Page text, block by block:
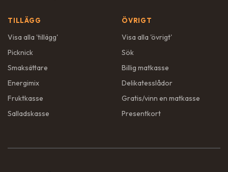
TILLÄGG
Visa alla 'tillägg'
Picknick
Smaksättare
Energimix
Fruktkasse
Salladskasse
ÖVRIGT
Visa alla 'övrigt'
Sök
Billig matkasse
Delikatesslådor
Gratis/vinn en matkasse
Presentkort